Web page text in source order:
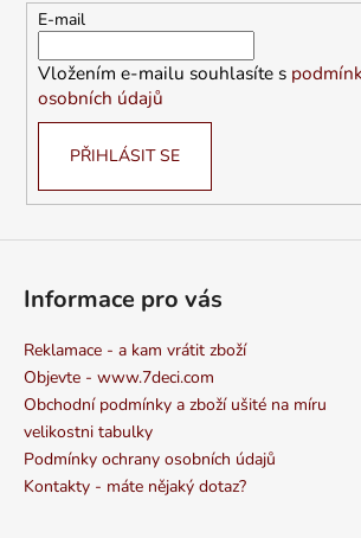
E-mail
Vložením e-mailu souhlasíte s
osobních údajů
PŘIHLÁSIT SE
Informace pro vás
Reklamace - a kam vrátit zboží
Objevte - www.7deci.com
Obchodní podmínky a zboží ušité na míru
velikostni tabulky
Podmínky ochrany osobních údajů
Kontakty - máte nějaký dotaz?